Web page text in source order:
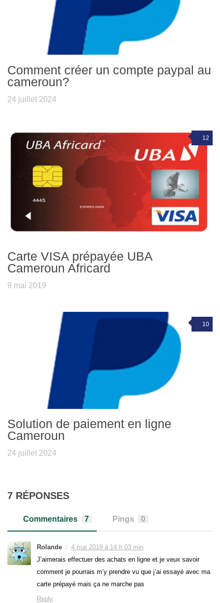
Comment créer un compte paypal au
cameroun?
24 juillet 2024
12
Carte VISA prépayée UBA
Cameroun Africard
9 mai 2019
10
Solution de paiement en ligne
Cameroun
24 juillet 2024
7 RÉPONSES
Commentaires 7 Pings 0
Rolande
4 mai 2019 à 14 h 03 min
J’aimerais effectuer des achats en ligne et je veux savoir
comment je pourrais m’y prendre vu que j’ai essayé avec ma
carte prépayé mais ça ne marche pas
Reply